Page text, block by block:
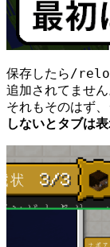
保存したら/
追加されてません
それもそのはず、
しないとタブは